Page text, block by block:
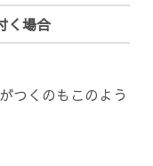
く場合
つくのもこのよう